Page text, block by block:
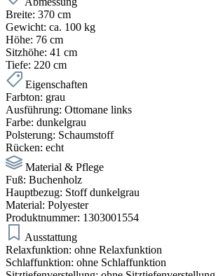
Breite: 370 cm
Gewicht: ca. 100 kg
Höhe: 76 cm
Sitzhöhe: 41 cm
Tiefe: 220 cm
Eigenschaften
Farbton: grau
Ausführung: Ottomane links
Farbe: dunkelgrau
Polsterung: Schaumstoff
Rücken: echt
Material & Pflege
Fuß: Buchenholz
Hauptbezug: Stoff dunkelgrau
Material: Polyester
Produktnummer: 1303001554
Ausstattung
Relaxfunktion: ohne Relaxfunktion
Schlaffunktion: ohne Schlaffunktion